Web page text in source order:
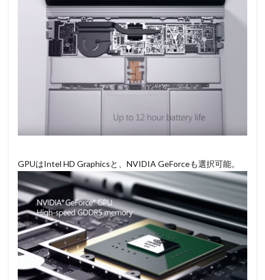
GPUはIntel HD Graphicsと、NVIDIA GeForceも選択可能。